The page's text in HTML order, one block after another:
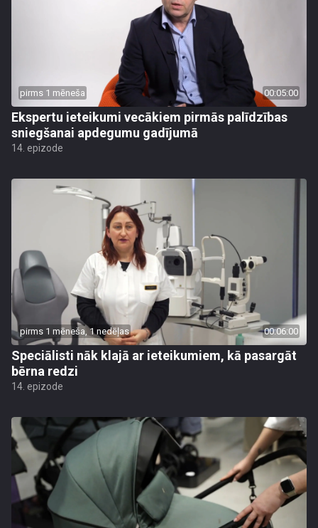
pirms 1 mēneša 00:05:00
Ekspertu ieteikumi vecākiem pirmās palīdzības
sniegšanai apdegumu gadījumā
14. epizode
pirms 1 mēneša, 1 nedēļas 00:06:00
Speciālisti nāk klajā ar ieteikumiem, kā pasargāt
bērna redzi
14. epizode